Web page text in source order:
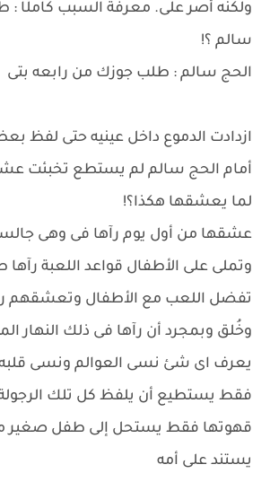
ولكنه أصر على. معرفة السبب كاملًا :
سالم ؟!
الحج سالم : طلب جوزك من رابعه بتى
ازدادت الدموع داخل عينيه حتى لفظ
أمام الحج سالم لم يستطع تخبئت
لما يعشقها هكذا؟!
عشقها من أول يوم رآها فى وهى
وتملى على الأطفال قواعد اللعبة
تفضل اللعب مع الأطفال وتعشقهم
وخُلق وبمجرد أن رآها فى ذلك النهار
يعرف اى شئ نسى العوالم ونسى قلبه
فقط يستطيع أن يلفظ كل تلك الرجولة
قهوتها فقط يستحل إلى طفل صغير
يستند على أمه